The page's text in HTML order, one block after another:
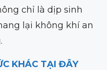
chỉ là dịp sinh
lại không khí an
KHÁC TẠI ĐÂY